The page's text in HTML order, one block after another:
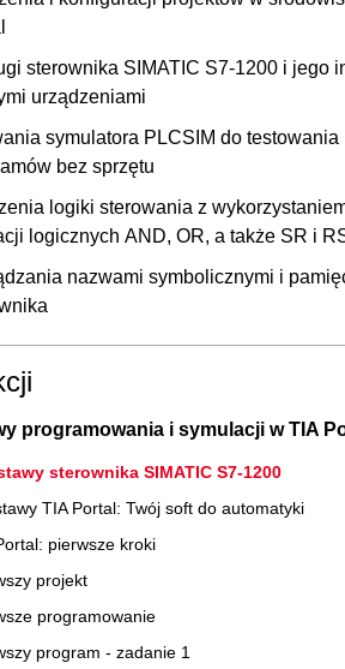
sterownika SIMATIC S7-1200 i jego
urządzeniami
symulatora PLCSIM do testowania
bez sprzętu
logiki sterowania z
logicznych AND, OR, a także SR i
nazwami symbolicznymi i
programowania i symulacji w TIA
sterownika SIMATIC S7-1200
TIA Portal: Twój soft do automatyki
pierwsze kroki
projekt
programowanie
program - zadanie 1